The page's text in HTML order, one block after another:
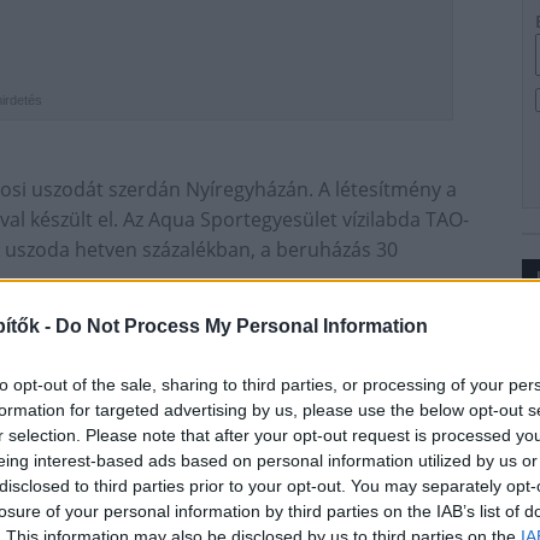
- Do Not Process My Personal Information
opt-out of the sale, sharing to third parties, or processing of your
for targeted advertising by us, please use the below opt-out
selection. Please note that after your opt-out request is processed
interest-based ads based on personal information utilized by us
to third parties prior to your opt-out. You may separately
of your personal information by third parties on the IAB’s list of
uszodát szerdán Nyíregyházán. A létesítmény a
készült el. Az Aqua Sportegyesület vízilabda TAO-
hetven százalékban, a beruházás 30
Városi Uszoda névén üzemelő
mély nagymedencével
teszi lehetővé, de versenyeket egyaránt
nettó alapterületűsportlétesítményben helyet